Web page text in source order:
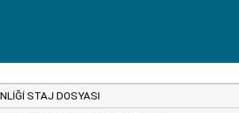
STAJ DOSYASI